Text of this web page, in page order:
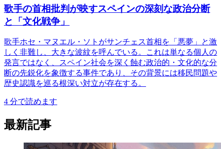
歌手の首相批判が映すスペインの深刻な政治分断
と「文化戦争」
歌手ホセ・マヌエル・ソトがサンチェス首相を「悪夢」と激
しく非難し、大きな波紋を呼んでいる。これは単なる個人の
発言ではなく、スペイン社会を深く蝕む政治的・文化的な分
断の先鋭化を象徴する事件であり、その背景には移民問題や
歴史認識を巡る根深い対立が存在する。
4 分で読めます
最新記事